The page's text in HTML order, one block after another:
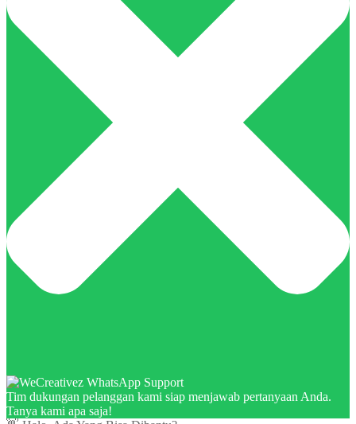
Tim dukungan pelanggan kami siap menjawab pertanyaan Anda.
Tanya kami apa saja!